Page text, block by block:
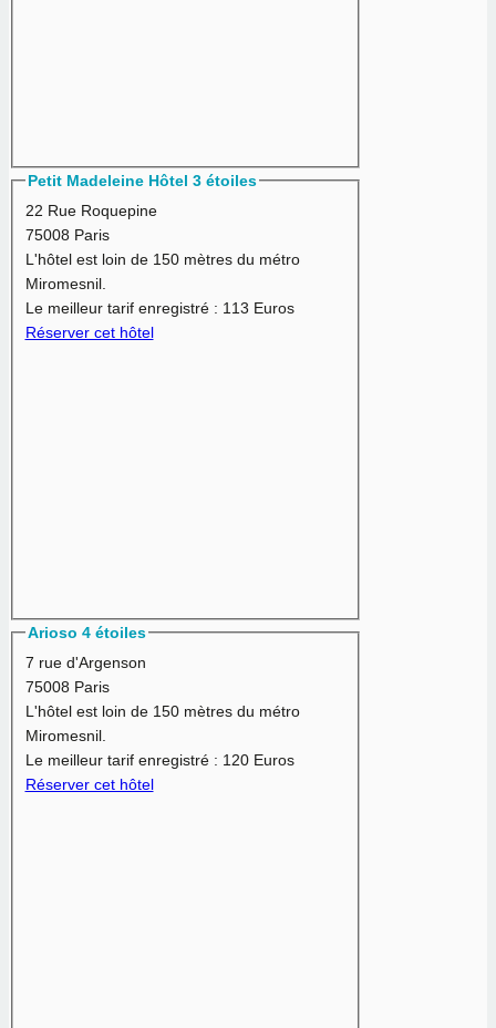
Petit Madeleine Hôtel 3 étoiles
22 Rue Roquepine
75008 Paris
L'hôtel est loin de 150 mètres du métro
Miromesnil.
Le meilleur tarif enregistré : 113 Euros
Réserver cet hôtel
Arioso 4 étoiles
7 rue d'Argenson
75008 Paris
L'hôtel est loin de 150 mètres du métro
Miromesnil.
Le meilleur tarif enregistré : 120 Euros
Réserver cet hôtel